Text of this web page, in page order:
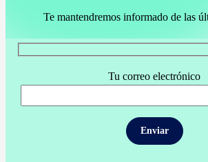
Te mantendremos informado de las
Tu correo electrónico